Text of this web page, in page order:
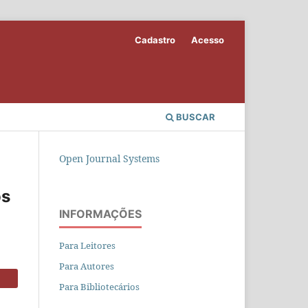
BUSCAR
Cadastro Acesso
Open Journal Systems
INFORMAÇÕES
Para Leitores
Para Autores
Para Bibliotecários